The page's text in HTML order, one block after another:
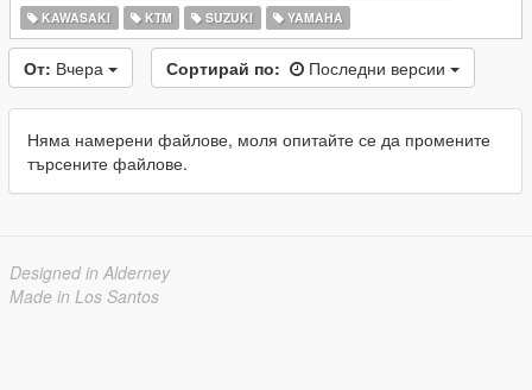
KAWASAKI
KTM SUZUKI YAMAHA
От: Вчера Сортирай по: Последни версии
Няма намерени файлове, моля опитайте се да промените
търсените файлове.
Designed in Alderney
Made in Los Santos